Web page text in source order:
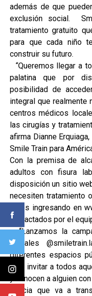
además de que
exclusión social.
tratamiento gratuito
para que cada niño
construir su futuro.
“Queremos llegar a
palatina que por
posibilidad de
integral que realmente
centros médicos
las cirugías y
afirma Dianne
Smile Train para
Con la premisa de
adultos con fisura
disposición un sitio
necesiten tratamiento
datos ingresando en
contactados por el
“Lanzamos la
sociales
diferentes espacios
para invitar a todos
y conocen a alguien
noticia que va a